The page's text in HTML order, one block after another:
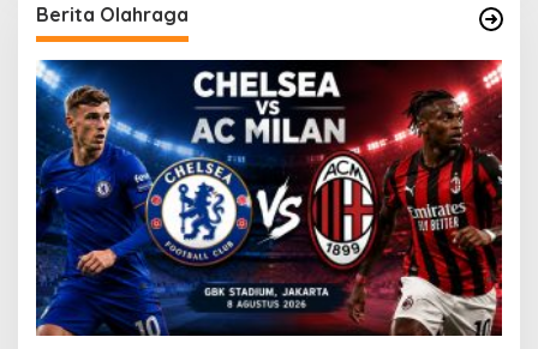
Berita Olahraga